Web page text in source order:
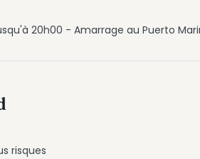
20h00 - Amarrage au Puerto
risques